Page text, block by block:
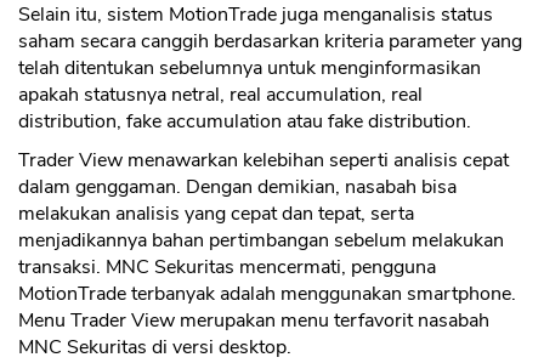
Selain itu, sistem MotionTrade juga menganalisis status
saham secara canggih berdasarkan kriteria parameter yang
telah ditentukan sebelumnya untuk menginformasikan
apakah statusnya netral, real accumulation, real
distribution, fake accumulation atau fake distribution.
Trader View menawarkan kelebihan seperti analisis cepat
dalam genggaman. Dengan demikian, nasabah bisa
melakukan analisis yang cepat dan tepat, serta
menjadikannya bahan pertimbangan sebelum melakukan
transaksi. MNC Sekuritas mencermati, pengguna
MotionTrade terbanyak adalah menggunakan smartphone.
Menu Trader View merupakan menu terfavorit nasabah
MNC Sekuritas di versi desktop.